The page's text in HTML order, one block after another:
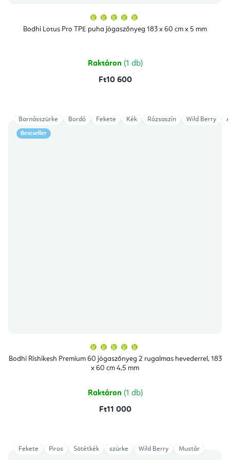
Bodhi Lotus Pro TPE puha jógaszőnyeg 183 x 60 cm x 5 mm
átlagos
értékelése
csillag.
Raktáron (1 db)
Ft10 600
Bestseller
Bodhi Rishikesh Premium 60 jógaszőnyeg 2 rugalmas hevederrel, 183
x 60 cm 4,5 mm
átlagos
értékelése
csillag.
Raktáron (1 db)
Ft11 000
Barnásszürke Bordó Fekete Kék Rózsaszín Wild Berry
Fekete Piros Sötétkék szürke Wild Berry Mustár